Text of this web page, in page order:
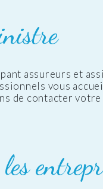
assureurs et
vous
de contacter